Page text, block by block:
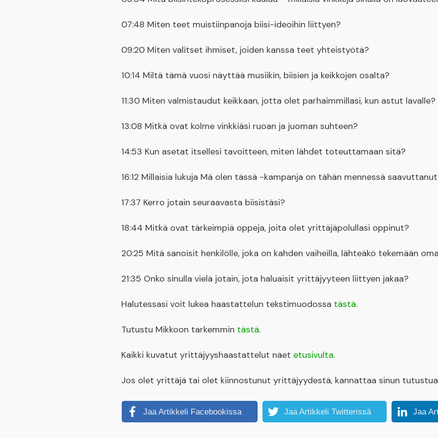
07:48 Miten teet muistiinpanoja biisi-ideoihin liittyen?
09:20 Miten valitset ihmiset, joiden kanssa teet yhteistyötä?
10:14 Miltä tämä vuosi näyttää musiikin, biisien ja keikkojen osalta?
11:30 Miten valmistaudut keikkaan, jotta olet parhaimmillasi, kun astut lavalle?
13:08 Mitkä ovat kolme vinkkiäsi ruoan ja juoman suhteen?
14:53 Kun asetat itsellesi tavoitteen, miten lähdet toteuttamaan sitä?
16:12 Millaisia lukuja Mä olen tässä -kampanja on tähän mennessä
17:37 Kerro jotain seuraavasta biisistäsi?
18:44 Mitkä ovat tärkeimpiä oppeja, joita olet yrittäjäpolullasi oppinut?
20:25 Mitä sanoisit henkilölle, joka on kahden vaiheilla, lähteäkö tekemään
21:35 Onko sinulla vielä jotain, jota haluaisit yrittäjyyteen liittyen jakaa?
Halutessasi voit lukea haastattelun tekstimuodossa tästä.
Tutustu Mikkoon tarkemmin tästä.
Kaikki kuvatut yrittäjyyshaastattelut näet etusivulta.
Jos olet yrittäjä tai olet kiinnostunut yrittäjyydestä, kannattaa sinun
Jaa Artikkeli Facebookissa Jaa Artikkeli Twitterissä Jaa